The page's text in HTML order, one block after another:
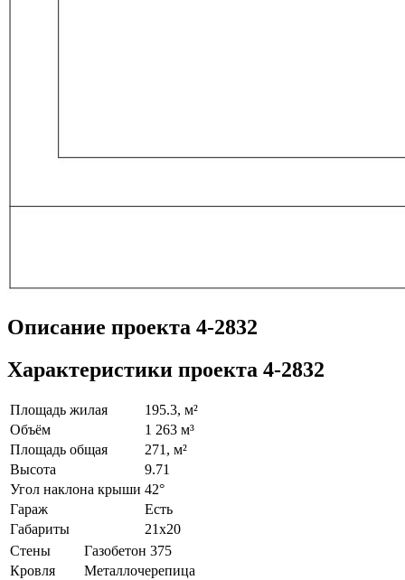
Описание проекта 4-2832
Характеристики проекта 4-2832
Площадь жилая
195.3, м²
Объём
1 263 м³
Площадь общая
271, м²
Высота
9.71
Угол наклона крыши 42°
Гараж
Есть
Габариты
21х20
Стены
Газобетон 375
Кровля
Металлочерепица